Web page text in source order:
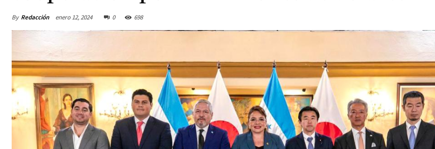
By Redacción enero 12, 2024 0 698